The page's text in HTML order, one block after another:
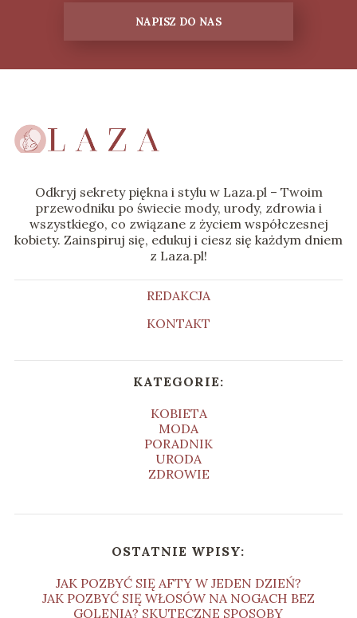
NAPISZ DO NAS
Odkryj sekrety piękna i stylu w Laza.pl – Twoim
przewodniku po świecie mody, urody, zdrowia i
wszystkiego, co związane z życiem współczesnej
kobiety. Zainspiruj się, edukuj i ciesz się każdym dniem
z Laza.pl!
REDAKCJA
KONTAKT
KATEGORIE:
KOBIETA
MODA
PORADNIK
URODA
ZDROWIE
OSTATNIE WPISY:
JAK POZBYĆ SIĘ AFTY W JEDEN DZIEŃ?
JAK POZBYĆ SIĘ WŁOSÓW NA NOGACH BEZ
GOLENIA? SKUTECZNE SPOSOBY